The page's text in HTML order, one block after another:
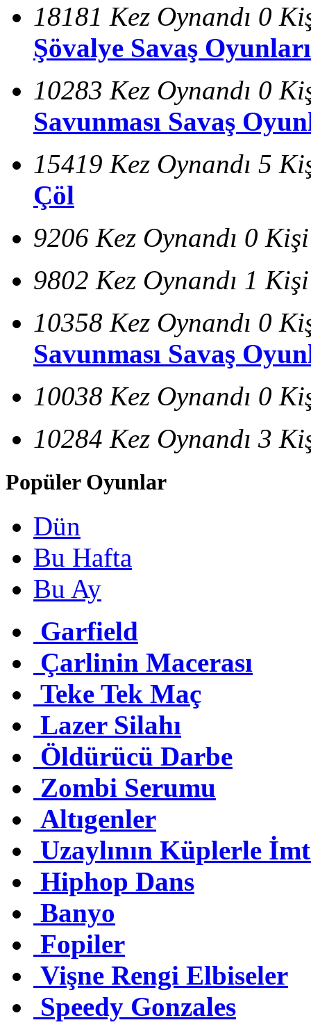
18181 Kez Oynandı 0
Şövalye Savaş Oyunları
10283 Kez Oynandı 0
Savunması Savaş
15419 Kez Oynandı 5
Çöl
9206 Kez Oynandı 0
9802 Kez Oynandı 1
10358 Kez Oynandı 0
Savunması Savaş
10038 Kez Oynandı 0
10284 Kez Oynandı 3
Popüler Oyunlar
Dün
Bu Hafta
Bu Ay
Garfield
Çarlinin Macerası
Teke Tek Maç
Lazer Silahı
Öldürücü Darbe
Zombi Serumu
Altıgenler
Uzaylının Küplerle
Hiphop Dans
Banyo
Fopiler
Vişne Rengi Elbiseler
Speedy Gonzales